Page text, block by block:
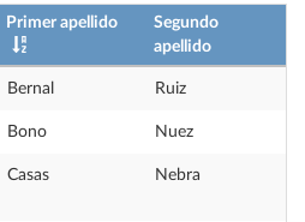
Primer apellido
Segundo
apellido
Bernal Ruiz
Bono Nuez
Casas Nebra